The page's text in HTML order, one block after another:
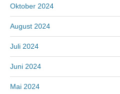
Oktober 2024
August 2024
Juli 2024
Juni 2024
Mai 2024